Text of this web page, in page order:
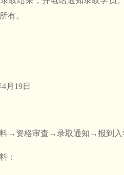
有。
月19日
料→资格审查→录取通知→报到入
：